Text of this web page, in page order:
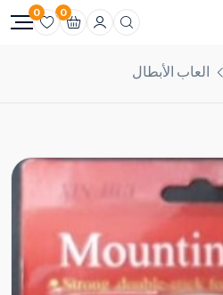
0
0
العاب الأبطال